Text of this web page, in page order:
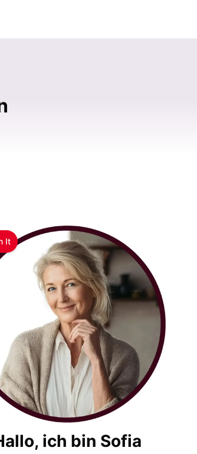
It
ich bin Sofia